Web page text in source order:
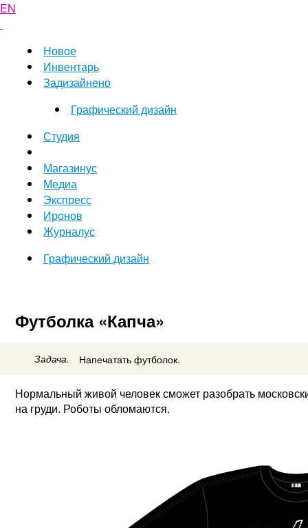
EN
Новое
Инвентарь
Задизайнено
Графический дизайн
Студия
Магазинус
Медиа
Экспресс
Иронов
Журналус
Графический дизайн
Футболка «Капча»
Задача. Напечатать футболок.
Нормальный живой человек сможет разобрать
на груди. Роботы обломаются.